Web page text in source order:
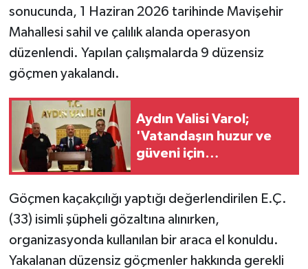
sonucunda, 1 Haziran 2026 tarihinde Mavişehir
Mahallesi sahil ve çalılık alanda operasyon
düzenlendi. Yapılan çalışmalarda 9 düzensiz
göçmen yakalandı.
Aydın Valisi Varol;
'Vatandaşın huzur ve
güveni için
Göçmen kaçakçılığı yaptığı değerlendirilen E.Ç.
(33) isimli şüpheli gözaltına alınırken,
organizasyonda kullanılan bir araca el konuldu.
Yakalanan düzensiz göçmenler hakkında gerekli